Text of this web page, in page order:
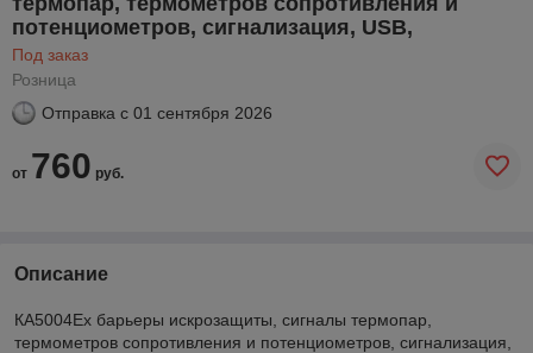
потенциометров, сигнализация, USB,
Под заказ
Розница
Отправка с 01 сентября 2026
от 760 руб.
Описание
КА5004Ех барьеры искрозащиты, сигналы термопар,
термометров сопротивления и потенциометров, сигнализация,